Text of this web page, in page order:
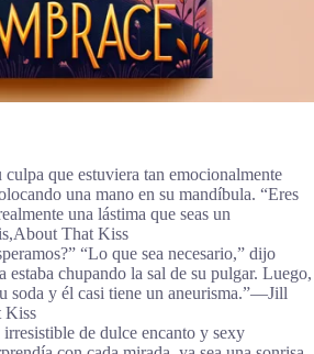
que estuviera tan emocionalmente
una mano en su mandíbula. “Eres
una lástima que seas un
That Kiss
“Lo que sea necesario,” dijo
estaba chupando la sal de su pulgar. Luego,
soda y él casi tiene un aneurisma.”―Jill
Kiss
de dulce encanto y sexy